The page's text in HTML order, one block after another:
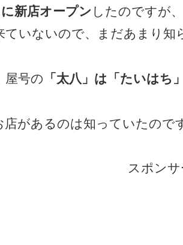
新店オープン したのですが
ていないので、まだあまり知
屋号の 「太八」は「たいはち
店があるのは知っていたので
スポン